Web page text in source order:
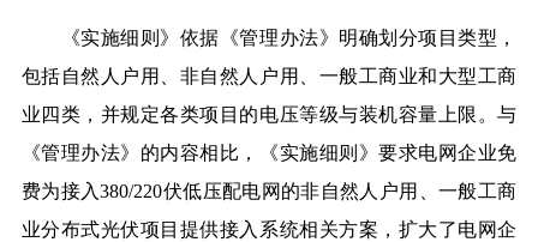
《实施细则》依据《管理办法》明确划分项目类型，
包括自然人户用、非自然人户用、一般工商业和大型工商
业四类，并规定各类项目的电压等级与装机容量上限。与
《管理办法》的内容相比，《实施细则》要求电网企业免
费为接入380/220伏低压配电网的非自然人户用、一般工商
业分布式光伏项目提供接入系统相关方案，扩大了电网企